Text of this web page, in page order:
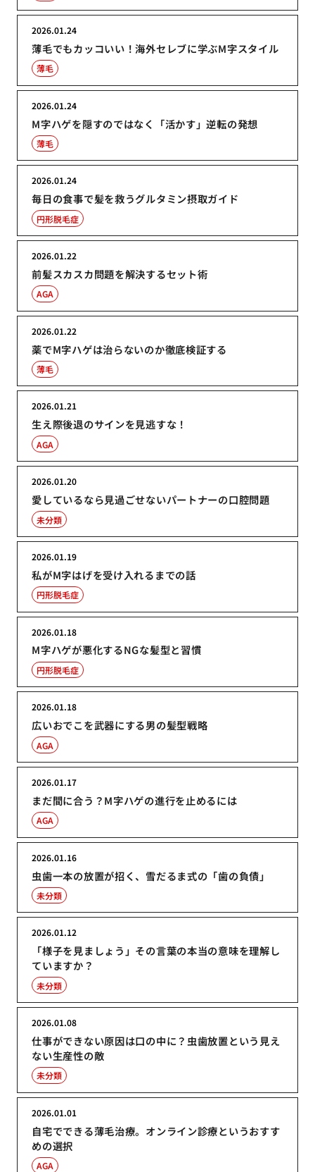
薄毛でもカッコいい！海外セレブに学ぶM字スタイル
2026.01.24
薄毛
M字ハゲを隠すのではなく「活かす」逆転の発想
2026.01.24
薄毛
毎日の食事で髪を救うグルタミン摂取ガイド
2026.01.24
円形脱毛症
前髪スカスカ問題を解決するセット術
2026.01.22
AGA
薬でM字ハゲは治らないのか徹底検証する
2026.01.22
薄毛
生え際後退のサインを見逃すな！
2026.01.21
AGA
愛しているなら見過ごせないパートナーの口腔問題
2026.01.20
未分類
私がM字はげを受け入れるまでの話
2026.01.19
円形脱毛症
M字ハゲが悪化するNGな髪型と習慣
2026.01.18
円形脱毛症
広いおでこを武器にする男の髪型戦略
2026.01.18
AGA
まだ間に合う？M字ハゲの進行を止めるには
2026.01.17
AGA
虫歯一本の放置が招く、雪だるま式の「歯の負債」
2026.01.16
未分類
「様子を見ましょう」その言葉の本当の意味を理解し
ていますか？
2026.01.12
未分類
仕事ができない原因は口の中に？虫歯放置という見え
ない生産性の敵
2026.01.08
未分類
自宅でできる薄毛治療。オンライン診療というおすす
めの選択
2026.01.01
AGA